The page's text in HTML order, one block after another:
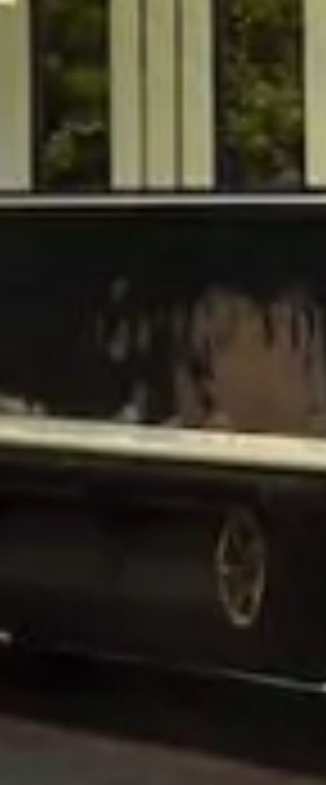
Wiktorii - Pretoria - długość 5 dni.
przyrodę, historyczne pola bitew i możliwość
tras, oferująca niezapomniane widoki i
Beata
PILOTKA I
Wyjazd
kilkuosobowych grup